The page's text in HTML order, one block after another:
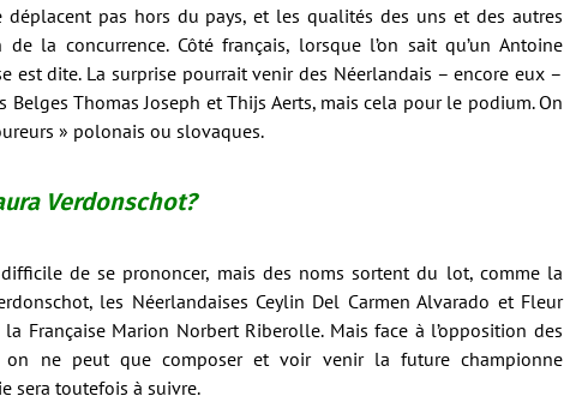
déplacent pas hors du pays, et les qualités des uns et des autres
de la concurrence. Côté français, lorsque l’on sait qu’un Antoine
est dite. La surprise pourrait venir des Néerlandais – encore eux –
Belges Thomas Joseph et Thijs Aerts, mais cela pour le podium. On
» polonais ou slovaques.
Verdonschot?
de se prononcer, mais des noms sortent du lot, comme la
les Néerlandaises Ceylin Del Carmen Alvarado et Fleur
Française Marion Norbert Riberolle. Mais face à l’opposition des
on ne peut que composer et voir venir la future championne
sera toutefois à suivre.